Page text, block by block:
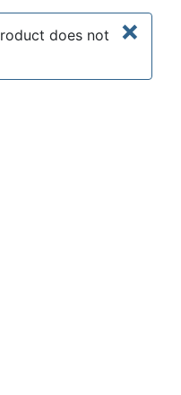
×
does not